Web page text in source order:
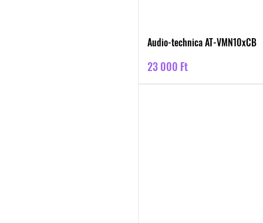
Audio-technica AT-VMN10xCB
Ár
23 000 Ft